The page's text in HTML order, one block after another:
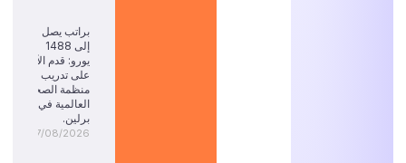
براتب يصل
إلى 1488
يورو: قدم الآن
على تدريب
منظمة الصحة
العالمية في
برلين.
07/08/2026